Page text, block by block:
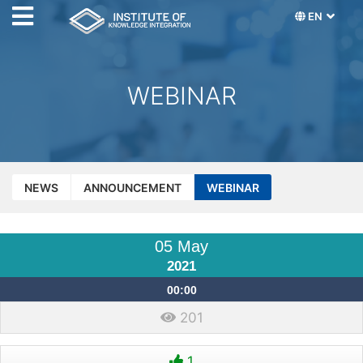
EN
WEBINAR
NEWS ANNOUNCEMENT WEBINAR
05 May
2021
00:00
201